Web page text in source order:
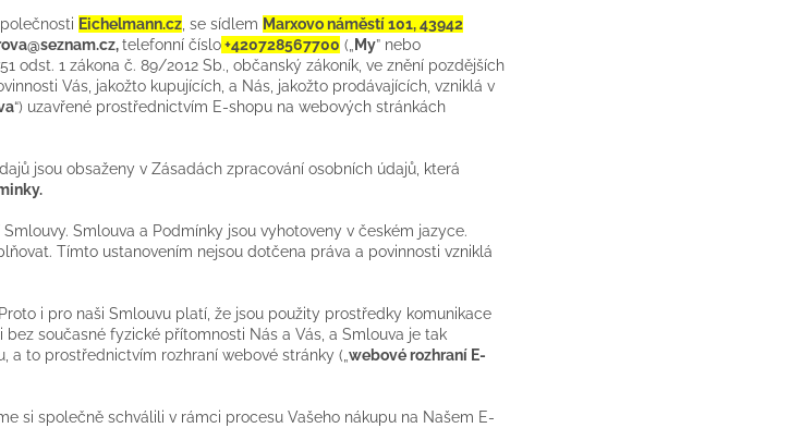
Eichelmann.cz, se sídlem Marxovo náměstí 101, 43942
telefonní číslo+420728567700 („ My” nebo
odst. 1 zákona č. 89/2012 Sb., občanský zákoník, ve znění pozdějších
Vás, jakožto kupujících, a Nás, jakožto prodávajících, vzniklá v
“) uzavřené prostřednictvím E-shopu na webových stránkách
jsou obsaženy v Zásadách zpracování osobních údajů, která
.
Smlouva a Podmínky jsou vyhotoveny v českém jazyce.
Tímto ustanovením nejsou dotčena práva a povinnosti vzniklá
i pro naši Smlouvu platí, že jsou použity prostředky komunikace
současné fyzické přítomnosti Nás a Vás, a Smlouva je tak
a to prostřednictvím rozhraní webové stránky („webové rozhraní E-
si společně schválili v rámci procesu Vašeho nákupu na Našem E-